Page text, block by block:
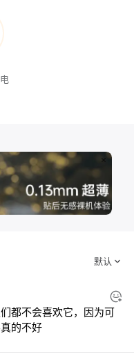
都不会喜欢它，因为可
的不好